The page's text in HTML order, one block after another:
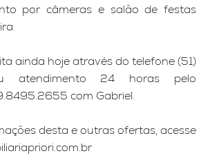
por câmeras e salão de festas
ainda hoje através do telefone (51)
atendimento 24 horas pelo
com Gabriel.
desta e outras ofertas, acesse